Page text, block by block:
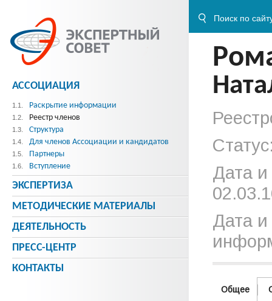
Дата
Дата и
Общее
АССОЦИАЦИЯ
1.1. Раскрытие информации
1.2. Реестр членов
1.3. Структура
1.4. Для членов Ассоциации и кандидатов
1.5. Партнеры
1.6. Вступление
ЭКСПЕРТИЗА
МЕТОДИЧЕСКИE МАТЕРИАЛЫ
ДЕЯТЕЛЬНОСТЬ
ПРЕСС-ЦЕНТР
КОНТАКТЫ